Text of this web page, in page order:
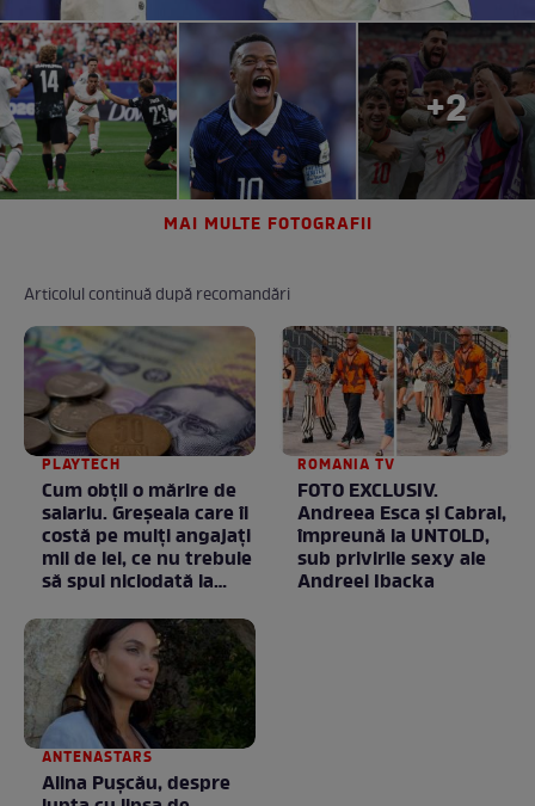
+2
MAI MULTE FOTOGRAFII
Articolul continuă după recomandări
PLAYTECH
Cum obții o mărire de
salariu. Greșeala care îi
costă pe mulți angajați
mii de lei, ce nu trebuie
să spui niciodată la
ROMANIA TV
FOTO EXCLUSIV.
Andreea Esca şi Cabral,
împreună la UNTOLD,
sub privirile sexy ale
Andreei Ibacka
ANTENASTARS
Alina Pușcău, despre